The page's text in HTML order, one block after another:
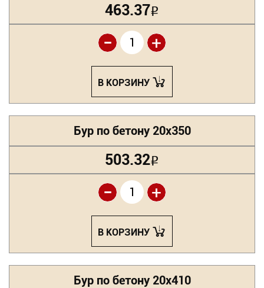
463.37Р
+
-
В КОРЗИНУ
Бур по бетону 20х350
503.32Р
+
-
В КОРЗИНУ
Бур по бетону 20х410